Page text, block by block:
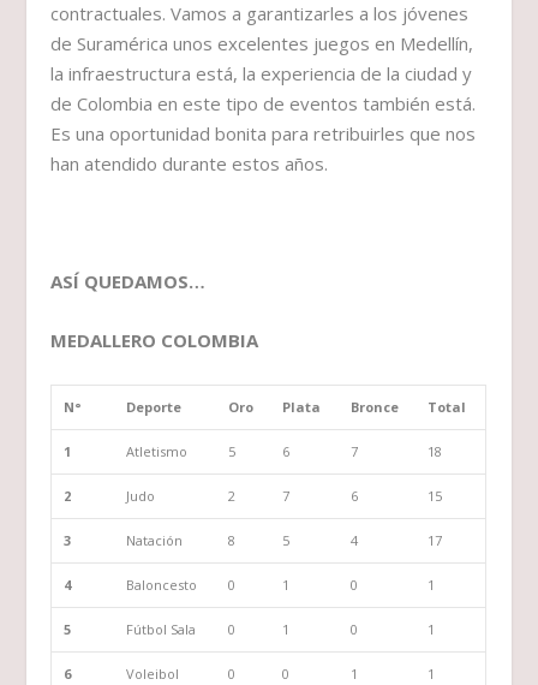
contractuales. Vamos a garantizarles a los jóvenes
de Suramérica unos excelentes juegos en Medellín,
la infraestructura está, la experiencia de la ciudad y
de Colombia en este tipo de eventos también está.
Es una oportunidad bonita para retribuirles que nos
han atendido durante estos años.
ASÍ QUEDAMOS…
MEDALLERO COLOMBIA
N° Deporte Oro Plata Bronce Total
1 Atletismo 5 6 7 18
2 Judo 2 7 6 15
3 Natación 8 5 4 17
4 Baloncesto 0 1 0 1
5 Fútbol Sala 0 1 0 1
6 Voleibol 0 0 1 1